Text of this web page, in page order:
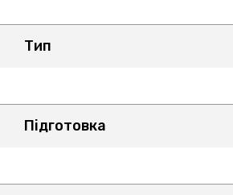
Тип
Підготовка